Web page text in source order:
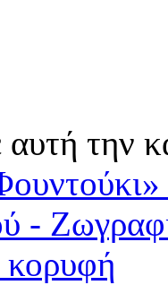
την
-
κορυφή